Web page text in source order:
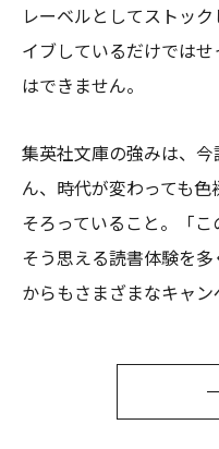
レーベルとしてストッ
イブしているだけでは
はできません。
集英社文庫の強みは、
ん、時代が変わっても
そろっていること。「こ
そう思える読書体験を
からもさまざまなキャン